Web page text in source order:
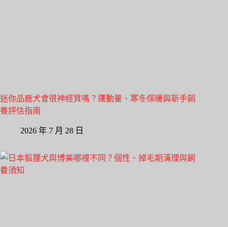
迷你品鹿犬會很神經質嗎？運動量、寒冬保暖與新手飼
養評估指南
2026 年 7 月 28 日